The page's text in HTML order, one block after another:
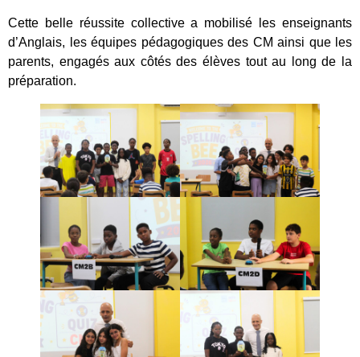
Cette belle réussite collective a mobilisé les enseignants
d’Anglais, les équipes pédagogiques des CM ainsi que les
parents, engagés aux côtés des élèves tout au long de la
préparation.